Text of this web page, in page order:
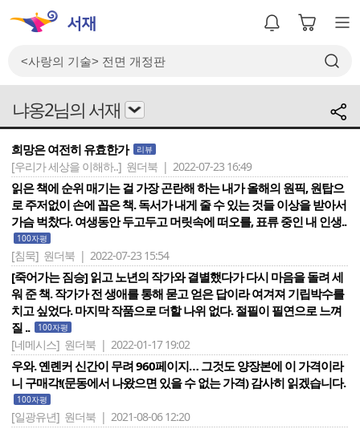
냐옹2님의 서재
희망은 여전히 유효한가 리뷰
[우리가 세상을 이해하..] 원더북 | 2022-07-23 16:49
읽은 책에 순위 매기는 걸 가장 곤란해 하는 내가 올해의 원픽, 원탑으
로 주저없이 손에 꼽은 책. 독서가 내게 줄 수 있는 것들 이상을 받아서
가슴 벅찼다. 여생동안 두고두고 머릿속에 떠오를, 표류 중인 내 인생..
100자평
[침묵] 원더북 | 2022-07-23 15:54
[죽어가는 짐승] 읽고 노년의 작가와 결별했다가 다시 마음을 돌려 세
워 준 책. 작가가 전 생애를 통해 묻고 얻은 답이라 여겨져 기립박수를
치고 싶었다. 마지막 작품으로 더할 나위 없다. 절필이 필연으로 느껴
질 ..
100자평
[네메시스] 원더북 | 2022-01-17 19:02
우와. 옌롄커 신간이 무려 960페이지… 그것도 양장본에 이 가격이라
니 구매각!(문동에서 나왔으면 있을 수 없는 가격) 감사히 읽겠습니다.
100자평
[일광유년] 원더북 | 2021-08-06 12:20